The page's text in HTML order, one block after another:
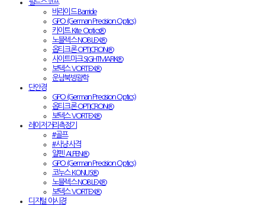
필드스코프
바라이드 Barride
GPO (German Precision Optics)
카이트 Kite Optics®
노블렉스 NOBLEX®
옵티크론 OPTICRON®
사이트마크 SIGHTMARK®
보텍스 VORTEX®
운남북방광학
단안경
GPO (German Precision Optics)
옵티크론 OPTICRON®
보텍스 VORTEX®
레이저거리측정기
#골프
#사냥·사격
알펜 ALPEN®
GPO (German Precision Optics)
코누스 KONUS®
노블렉스 NOBLEX®
보텍스 VORTEX®
디지털 야시경